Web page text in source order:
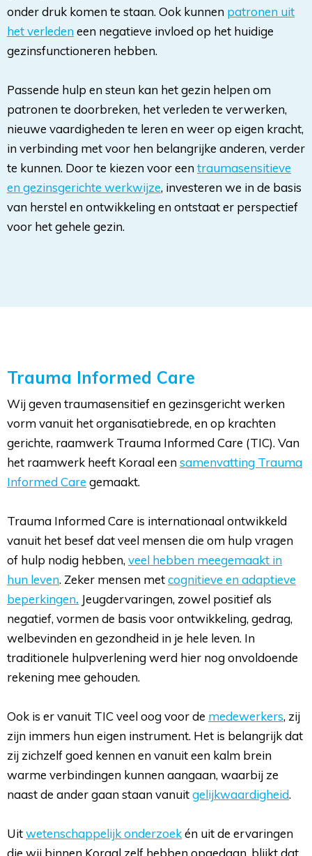
onder druk komen te staan. Ook kunnen patronen uit
het verleden een negatieve invloed op het huidige
gezinsfunctioneren hebben.
Passende hulp en steun kan het gezin helpen om
patronen te doorbreken, het verleden te verwerken,
nieuwe vaardigheden te leren en weer op eigen kracht,
in verbinding met voor hen belangrijke anderen, verder
te kunnen. Door te kiezen voor eentraumasensitieve
en gezinsgerichte werkwijze, investeren we in de basis
van herstel en ontwikkeling en ontstaat er perspectief
voor het gehele gezin.
Trauma Informed Care
Wij geven traumasensitief en gezinsgericht werken
vorm vanuit het organisatiebrede, en op krachten
gerichte, raamwerk Trauma Informed Care (TIC). Van
het raamwerk heeft Koraal eensamenvatting Trauma
Informed Care gemaakt.
Trauma Informed Care is internationaal ontwikkeld
vanuit het besef dat veel mensen die om hulp vragen
of hulp nodig hebben, veel hebben meegemaakt in
hun leven. Zeker mensen metcognitieve en adaptieve
beperkingen. Jeugdervaringen, zowel positief als
negatief, vormen de basis voor ontwikkeling, gedrag,
welbevinden en gezondheid in je hele leven. In
traditionele hulpverlening werd hier nog onvoldoende
rekening mee gehouden.
Ook is er vanuit TIC veel oog voor de medewerkers, zij
zijn immers hun eigen instrument. Het is belangrijk dat
zij zichzelf goed kennen en vanuit een kalm brein
warme verbindingen kunnen aangaan, waarbij ze
naast de ander gaan staan vanuitgelijkwaardigheid.
Uit wetenschappelijk onderzoekén uit de ervaringen
die wij binnen Koraal zelf hebben opgedaan, blijkt dat